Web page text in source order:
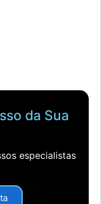
da Sua
especialistas